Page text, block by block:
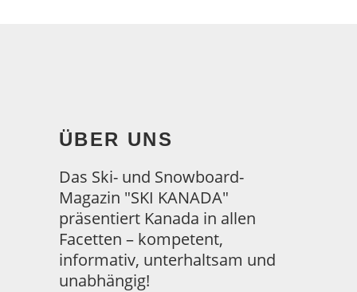
ÜBER UNS
Das Ski- und Snowboard-
Magazin "SKI KANADA"
präsentiert Kanada in allen
Facetten – kompetent,
informativ, unterhaltsam und
unabhängig!